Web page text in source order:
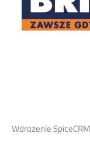
Wdrożenie